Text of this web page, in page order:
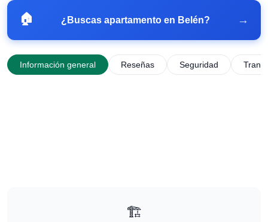
🏠 ¿Buscas apartamento en Belén? →
Información general Reseñas Seguridad
🏗️